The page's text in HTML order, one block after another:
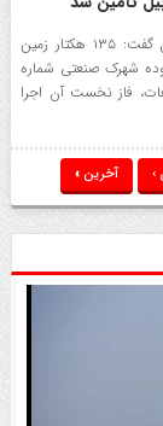
مدیرعامل شهرک‌های صنعتی اردبیل گفت: ۱۳۵ هکتار زمین
شهرک صنعتی شماره
فاز نخست آن اجرا
› آخرین »